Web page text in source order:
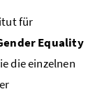
für
Equality
die einzelnen